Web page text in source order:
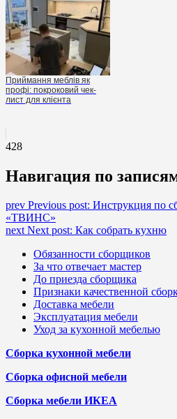
Приймання меблів як
профі: покроковий чек-
лист для клієнта
428
Навигация по
prev Previous post: Инструкция по
«ТВИНС»
next Next post: Как собрать кухню
Обязанности сборщиков
За что отвечает мастер
До приезда сборщика
Признаки качественной
Доставка мебели
Эксплуатация мебели
Уход за кухонной мебелью
Сборка кухонной мебели
Сборка офисной мебели
Сборка мебели ИКЕА